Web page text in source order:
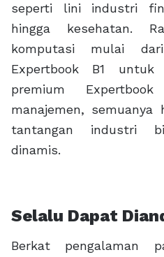
seperti lini industri
hingga kesehatan.
komputasi mulai
Expertbook B1
premium
manajemen,
tantangan industri
dinamis.
Selalu Dapat
Berkat pengalaman